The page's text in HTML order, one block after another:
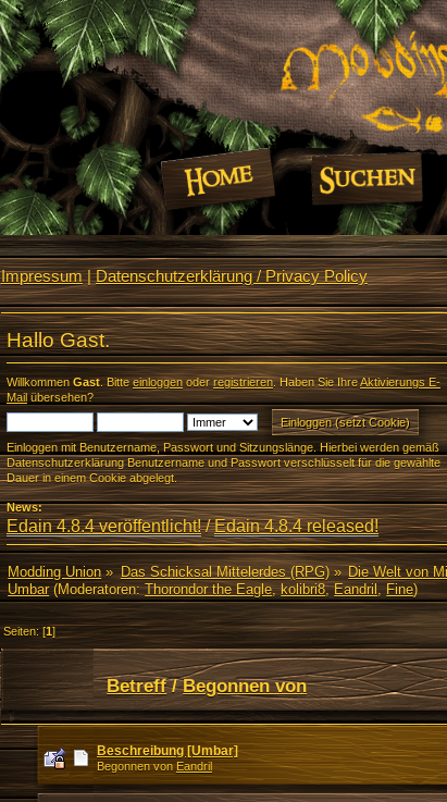
Impressum|Datenschutzerklärung / Privacy Policy
Hallo Gast.
Willkommen Gast. Bitte einloggenoderregistrieren. Haben Sie IhreAktivierungs E-
Mailübersehen?
Einloggen mit Benutzername, Passwort und Sitzungslänge. Hierbei werden gemäß
Datenschutzerklärung Benutzername und Passwort verschlüsselt für die gewählte
Dauer in einem Cookie abgelegt.
News:
Edain 4.8.4 veröffentlicht!/Edain 4.8.4 released!
Modding Union» Das Schicksal Mittelerdes (RPG)» Die Welt von
Umbar(Moderatoren:Thorondor the Eagle,kolibri8,Eandril , Fine)
Seiten: [1]
Betreff/Begonnen von
Beschreibung [Umbar]
Begonnen von Eandril